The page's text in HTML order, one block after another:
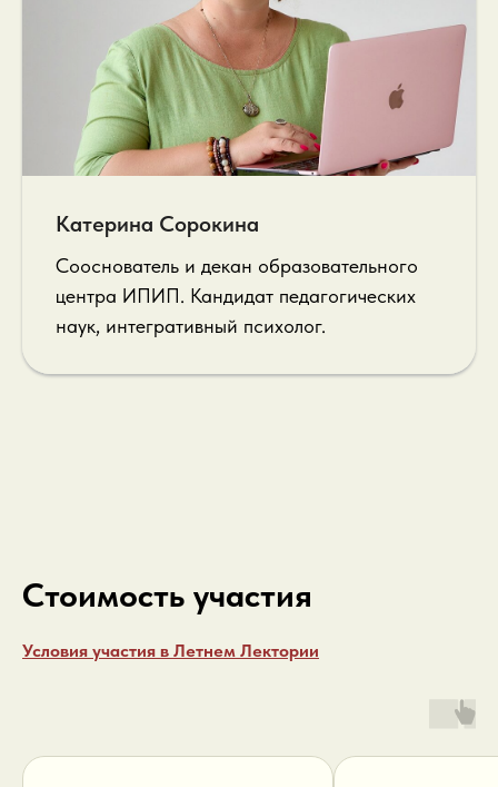
Катерина Сорокина
Сооснователь и декан образовательного
центра ИПИП. Кандидат педагогических
наук, интегративный психолог.
Стоимость участия
Условия участия в Летнем Лектории